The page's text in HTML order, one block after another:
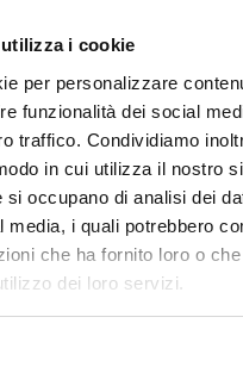
i cookie
per personalizzare
funzionalità dei social
traffico. Condividiamo
in cui utilizza il nostro
si occupano di analisi dei
media, i quali potrebbero
che ha fornito loro o
dei loro servizi.
/ 250 /
EXC
2026
2026
Leva cambio
KTM SX 125 /
2026 KTM EXC
2026 KTM SX
2026 KTM EXC
2017-2026